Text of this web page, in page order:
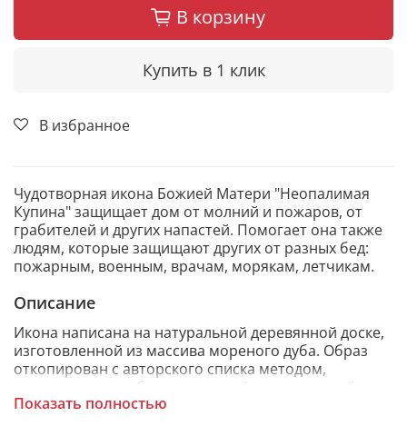
В корзину
Купить в 1 клик
В избранное
Чудотворная икона Божией Матери "Неопалимая
Купина" защищает дом от молний и пожаров, от
грабителей и других напастей. Помогает она также
людям, которые защищают других от разных бед:
пожарным, военным, врачам, морякам, летчикам.
Описание
Икона написана на натуральной деревянной доске,
изготовленной из массива мореного дуба. Образ
откопирован с авторского списка методом,
получившим одобрение русской православной
церкви.
Показать полностью